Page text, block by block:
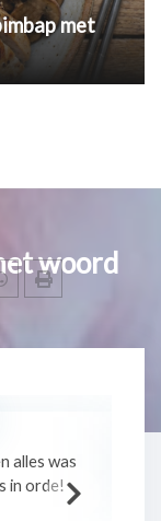
met
woord
sfeer!